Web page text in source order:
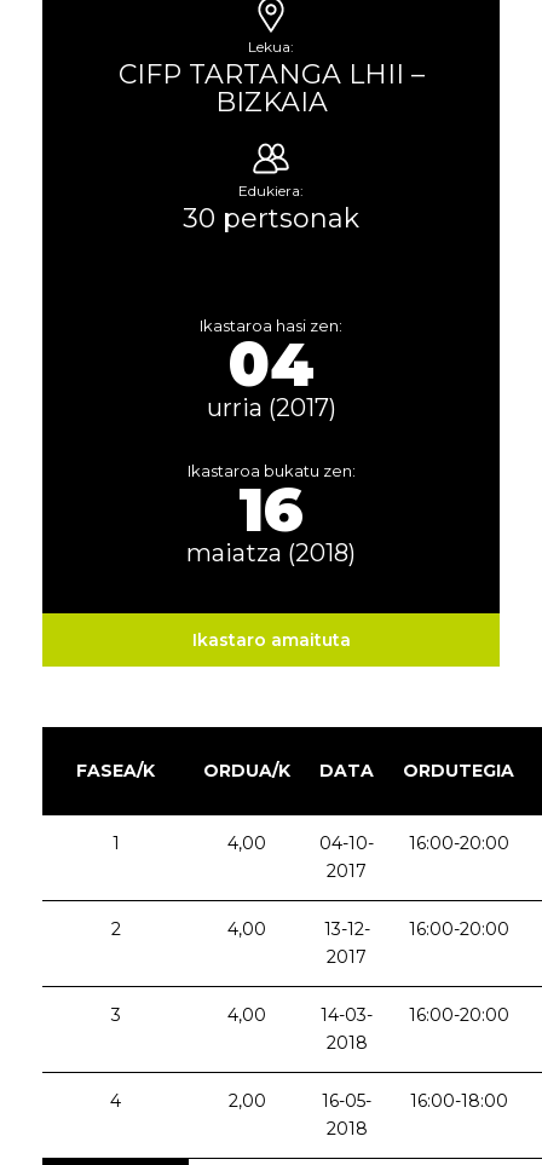
Lekua:
CIFP TARTANGA LHII –
BIZKAIA
Edukiera:
30 pertsonak
Ikastaroa hasi zen:
04
urria (2017)
Ikastaroa bukatu zen:
16
maiatza (2018)
Ikastaro amaituta
FASEA/K ORDUA/K DATA ORDUTEGIA
1 4,00
04-10-
2017
16:00-20:00
2 4,00
13-12-
2017
16:00-20:00
3 4,00
14-03-
2018
16:00-20:00
4 2,00
16-05-
2018
16:00-18:00